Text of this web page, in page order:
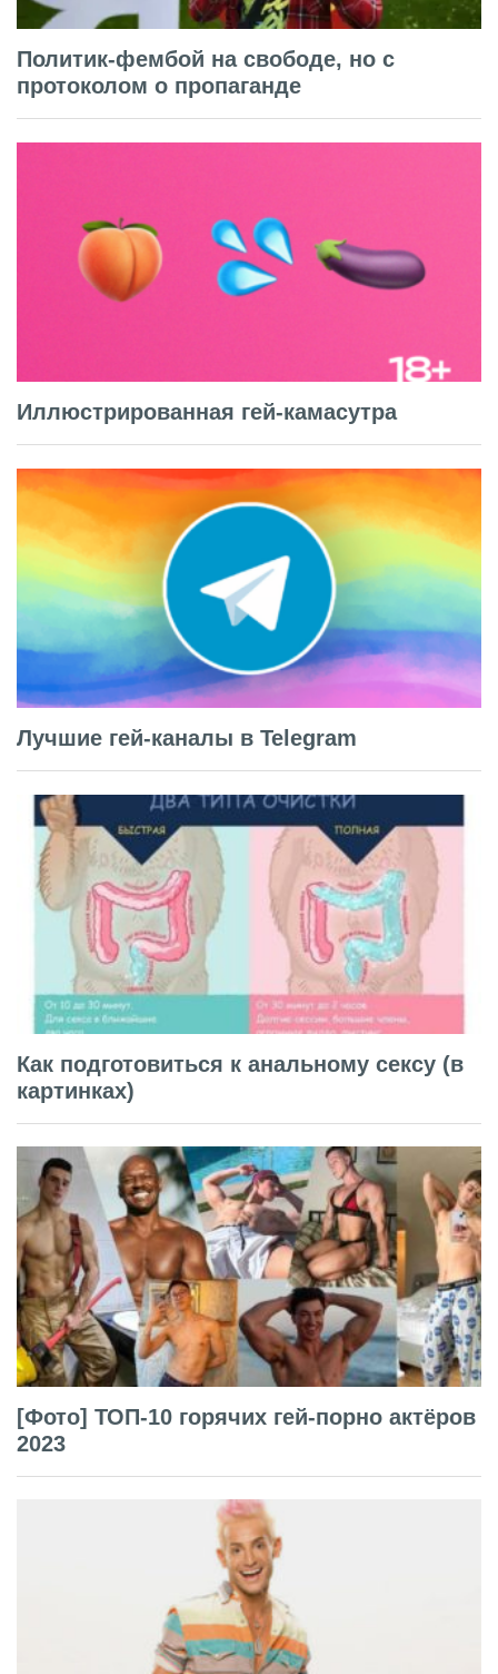
Политик-фембой на свободе, но с
протоколом о пропаганде
Иллюстрированная гей-камасутра
Лучшие гей-каналы в Telegram
Как подготовиться к анальному сексу (в
картинках)
[Фото] ТОП-10 горячих гей-порно актёров
2023